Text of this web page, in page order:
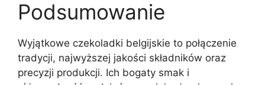
Podsumowanie
Wyjątkowe czekoladki belgijskie to połączenie
tradycji, najwyższej jakości składników oraz
precyzji produkcji. Ich bogaty smak i